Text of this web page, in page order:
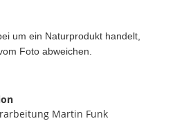
um ein Naturprodukt handelt,
Foto abweichen.
Martin Funk